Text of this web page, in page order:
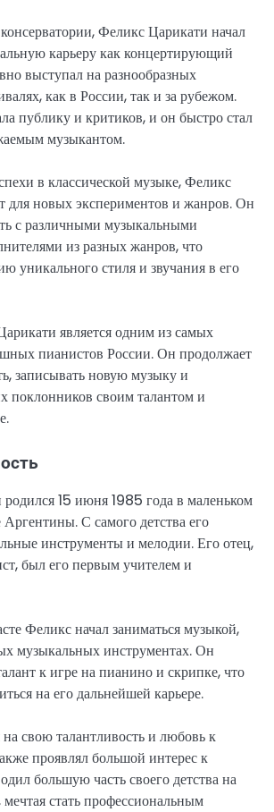
Феликс Царикати начал
карьеру как концертирующий
выступал на разнообразных
как в России, так и за рубежом.
публику и критиков, и он быстро стал
музыкантом.
в классической музыке, Феликс
для новых экспериментов и жанров. Он
с различными музыкальными
из разных жанров, что
уникального стиля и звучания в его
является одним из самых
пианистов России. Он продолжает
записывать новую музыку и
поклонников своим талантом и
15 июня 1985 года в маленьком
Аргентины. С самого детства его
инструменты и мелодии. Его отец,
был его первым учителем и
Феликс начал заниматься музыкой,
музыкальных инструментах. Он
к игре на пианино и скрипке, что
на его дальнейшей карьере.
свою талантливость и любовь к
проявлял большой интерес к
большую часть своего детства на
стать профессиональным